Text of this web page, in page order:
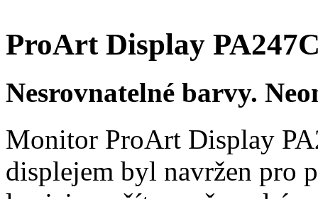
ProArt Display
Nesrovnatelné barvy.
Monitor ProArt Display
displejem byl navržen pro